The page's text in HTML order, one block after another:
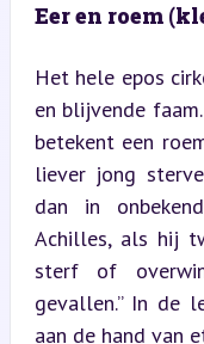
Eer en roem
Het hele epos
en blijvende
betekent een
liever jong
dan in
Achilles, als hij
sterf of
gevallen.” In de
aan de hand van